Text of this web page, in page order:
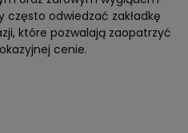
często odwiedzać zakładkę
które pozwalają zaopatrzyć
cenie.